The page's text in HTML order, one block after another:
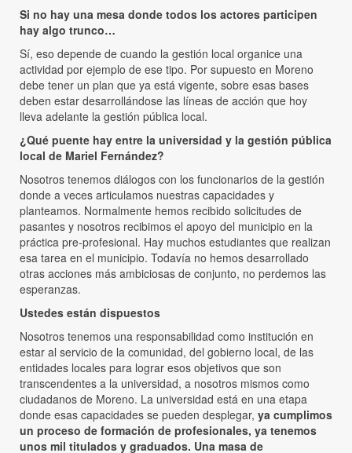
Si no hay una mesa donde todos los actores participen
hay algo trunco…
Sí, eso depende de cuando la gestión local organice una
actividad por ejemplo de ese tipo. Por supuesto en Moreno
debe tener un plan que ya está vigente, sobre esas bases
deben estar desarrollándose las líneas de acción que hoy
lleva adelante la gestión pública local.
¿Qué puente hay entre la universidad y la gestión pública
local de Mariel Fernández?
Nosotros tenemos diálogos con los funcionarios de la gestión
donde a veces articulamos nuestras capacidades y
planteamos. Normalmente hemos recibido solicitudes de
pasantes y nosotros recibimos el apoyo del municipio en la
práctica pre-profesional. Hay muchos estudiantes que realizan
esa tarea en el municipio. Todavía no hemos desarrollado
otras acciones más ambiciosas de conjunto, no perdemos las
esperanzas.
Ustedes están dispuestos
Nosotros tenemos una responsabilidad como institución en
estar al servicio de la comunidad, del gobierno local, de las
entidades locales para lograr esos objetivos que son
transcendentes a la universidad, a nosotros mismos como
ciudadanos de Moreno. La universidad está en una etapa
donde esas capacidades se pueden desplegar, ya cumplimos
un proceso de formación de profesionales, ya tenemos
unos mil titulados y graduados. Una masa de